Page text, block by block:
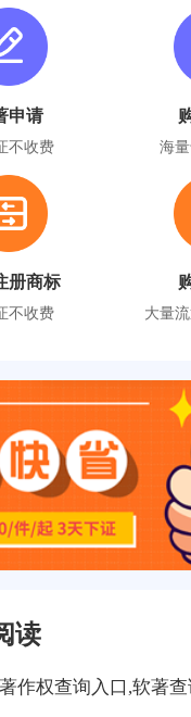
申请
不收费 海
册商标
不收费 大量
读
作权查询入口,软著查